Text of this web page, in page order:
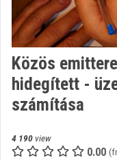
Log In
Categories
Organization playlists
Organizations
Közös
hidegített -
számítása
4 190 view
0.00